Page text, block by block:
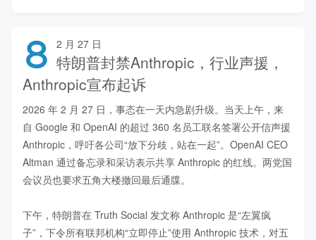
8 2 月 27 日
特朗普封禁Anthropic，行业声援，
Anthropic宣布起诉
2026 年 2 月 27 日，事态在一天内急剧升级。当天上午，来
自 Google 和 OpenAI 的超过 360 名员工联名签署公开信声援
Anthropic，呼吁各公司“放下分歧，站在一起”。OpenAI CEO
Altman 通过备忘录和采访表示共享 Anthropic 的红线。两党国
会议员也要求五角大楼撤回最后通牒。
下午，特朗普在 Truth Social 发文称 Anthropic 是“左翼疯
子”，下令所有联邦机构“立即停止”使用 Anthropic 技术，对五